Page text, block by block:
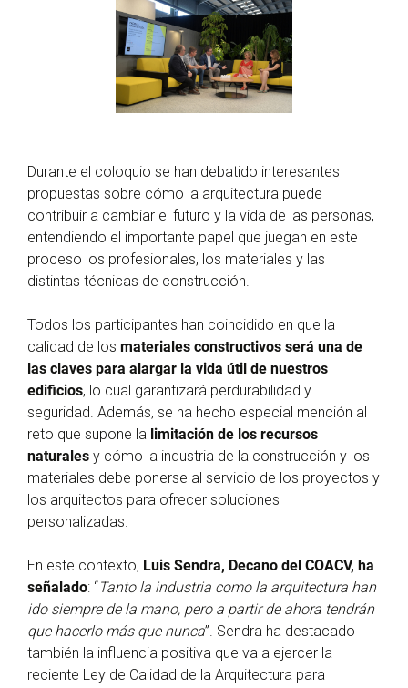
Durante el coloquio se han debatido interesantes
propuestas sobre cómo la arquitectura puede
contribuir a cambiar el futuro y la vida de las personas,
entendiendo el importante papel que juegan en este
proceso los profesionales, los materiales y las
distintas técnicas de construcción.
Todos los participantes han coincidido en que la
calidad de los materiales constructivos será una de
las claves para alargar la vida útil de nuestros
edificios, lo cual garantizará perdurabilidad y
seguridad. Además, se ha hecho especial mención al
reto que supone la limitación de los recursos
naturales y cómo la industria de la construcción y los
materiales debe ponerse al servicio de los proyectos y
los arquitectos para ofrecer soluciones
personalizadas.
En este contexto, Luis Sendra, Decano del COACV, ha
señalado: “Tanto la industria como la arquitectura han
ido siempre de la mano, pero a partir de ahora tendrán
que hacerlo más que nunca”. Sendra ha destacado
también la influencia positiva que va a ejercer la
reciente Ley de Calidad de la Arquitectura para